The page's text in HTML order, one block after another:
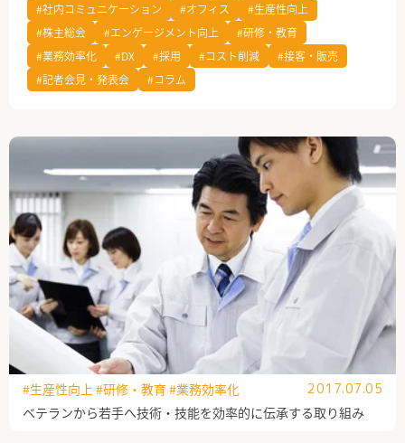
公式X
公式Facebook
#社内コミュニケーション
#オフィス
#生産性向上
#株主総会
#エンゲージメント向上
#研修・教育
#業務効率化
#DX #採用 #コスト削減
#接客・販売
#記者会見・発表会
#コラム
ベテランから若手へ技術・技能を効率的に伝承する取り組み
#生産性向上 #研修・教育#業務効率化 2017.07.05